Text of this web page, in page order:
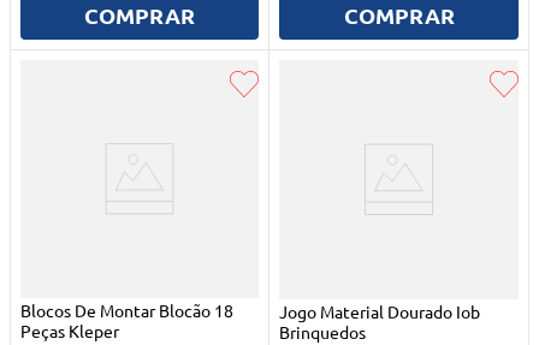
COMPRAR COMPRAR
Blocos De Montar Blocão 18
Peças Kleper
Jogo Material Dourado Iob
Brinquedos